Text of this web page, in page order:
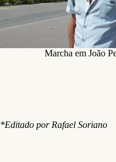
Marcha em João
*Editado por Rafael Soriano